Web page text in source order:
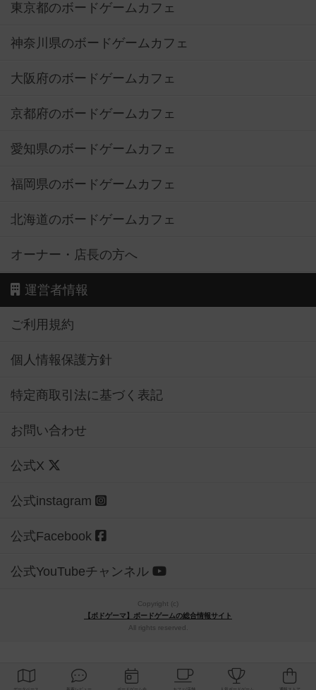
東京都のボードゲームカフェ
神奈川県のボードゲームカフェ
大阪府のボードゲームカフェ
京都府のボードゲームカフェ
愛知県のボードゲームカフェ
福岡県のボードゲームカフェ
北海道のボードゲームカフェ
オーナー・店長の方へ
運営者情報
ご利用規約
個人情報保護方針
特定商取引法に基づく表記
お問い合わせ
公式X
公式instagram
公式Facebook
公式YouTubeチャンネル
Copyright (c)
【ボドゲーマ】ボードゲームの総合情報サイト
All rights reserved.